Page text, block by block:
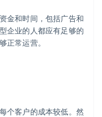
金和时间，包括广告和
企业的人都应有足够的
正常运营。
个客户的成本较低。然